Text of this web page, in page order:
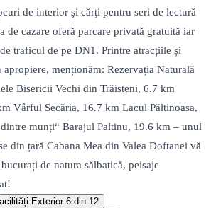
de interior şi cărţi pentru seri de lectură
de cazare oferă parcare privată gratuită iar
traficul de pe DN1. Printre atracțiile și
menționăm: Rezervația Naturală
Bisericii Vechi din Trăisteni, 6.7 km
Vârful Secăria, 16.7 km Lacul Păltinoasa,
munți“ Barajul Paltinu, 19.6 km – unul
din țară Cabana Mea din Valea Doftanei vă
de natura sălbatică, peisaje
Exterior 6 din 12